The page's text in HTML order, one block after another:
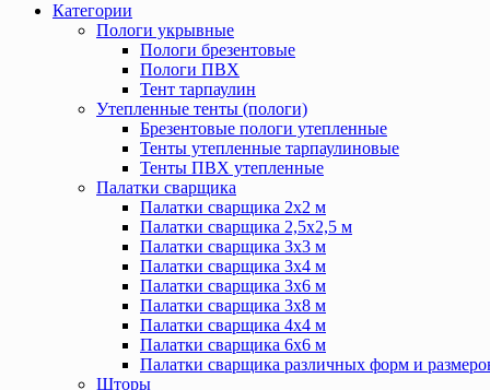
Категории
Пологи укрывные
Пологи брезентовые
Пологи ПВХ
Тент тарпаулин
Утепленные тенты (пологи)
Брезентовые пологи утепленные
Тенты утепленные тарпаулиновые
Тенты ПВХ утепленные
Палатки сварщика
Палатки сварщика 2х2 м
Палатки сварщика 2,5х2,5 м
Палатки сварщика 3х3 м
Палатки сварщика 3х4 м
Палатки сварщика 3х6 м
Палатки сварщика 3х8 м
Палатки сварщика 4х4 м
Палатки сварщика 6х6 м
Палатки сварщика различных форм и
Шторы